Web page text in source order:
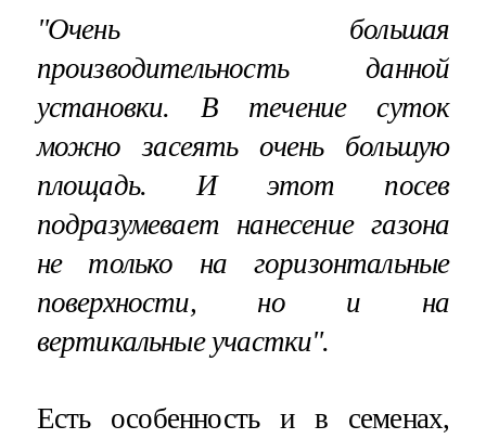
"Очень большая
производительность данной
установки. В течение суток
можно засеять очень большую
площадь. И этот посев
подразумевает нанесение газона
не только на горизонтальные
поверхности, но и на
вертикальные участки".
Есть особенность и в семенах,